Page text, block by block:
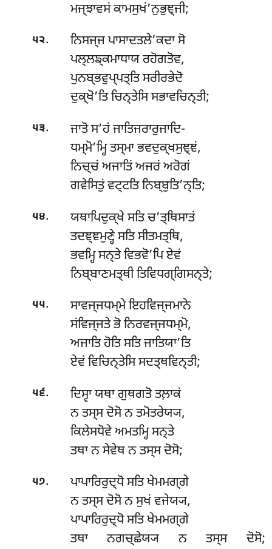
ਮਜ੍ਝਾਵਸਂ ਕਾਮਸੁਖਂ’ਨੁਭੁਞ੍ਜੀ;
੫੨.
ਨਿਸਜ੍ਜ ਪਾਸਾਦਤਲੇ’ਕਦਾ ਸੋ
ਪਲ੍ਲਙ੍ਕਮਾਧਾਯ ਰਹੋਗਤੋਵ,
ਪੁਨਬ੍ਭਵੁਪ੍ਪਤ੍ਤਿ ਸਰੀਰਭੇਦੋ
ਦੁਕ੍ਖੋ’ਤਿ ਚਿਨ੍ਤੇਸਿ ਸਭਾਵਚਿਨ੍ਤੀ;
੫੩.
ਜਾਤੋ ਸ’ਹਂ ਜਾਤਿਜਰਾਰੁਜਾਦਿ-
ਧਮ੍ਮੋ’ਮ੍ਹਿ ਤਸ੍ਮਾ ਭਵਦੁਕ੍ਖਸੁਞ੍ਞਂ,
ਨਿਚ੍ਚਂ ਅਜਾਤਿਂ ਅਜਰਂ ਅਰੋਗਂ
ਗਵੇਸਿਤੁਂ ਵਟ੍ਟਤਿ ਨਿਬ੍ਬੁਤਿ’ਨ੍ਤਿ;
੫੪.
ਯਥਾਪਿਦੁਕ੍ਖੇ ਸਤਿ ਚ’ਤ੍ਥਿਸਾਤਂ
ਤਦਞ੍ਞਮੁਣ੍ਹੇ ਸਤਿ ਸੀਤਮਤ੍ਥਿ,
ਭਵਮ੍ਹਿ ਸਨ੍ਤੇ ਵਿਭਵੋ’ਪਿ ਏਵਂ
ਨਿਬ੍ਬਾਣਮਤ੍ਥੀ ਤਿਵਿਧਗ੍ਗਿਸਨ੍ਤੇ;
੫੫.
ਸਾਵਜ੍ਜਧਮ੍ਮੇ ਇਹਵਿਜ੍ਜਮਾਨੇ
ਸਂਵਿਜ੍ਜਤੇ ਭੋ ਨਿਰਵਜ੍ਜਧਮ੍ਮੋ,
ਅਜਾਤਿ ਹੋਤਿ ਸਤਿ ਜਾਤਿਯਾ’ਤਿ
ਏਵਂ ਵਿਚਿਨ੍ਤੇਸਿ ਸਦਤ੍ਥਵਿਨ੍ਤੀ;
੫੬.
ਦਿਸ੍ਵਾ ਯਥਾ ਗੁਥਗਤੋ ਤਲ਼ਾਕਂ
ਨ ਤਸ੍ਸ ਦੋਸੋ ਨ ਤਮੋਤਰੇਯ੍ਯ,
ਕਿਲੇਸਧੋਵੇ ਅਮਤਮ੍ਹਿ ਸਨ੍ਤੇ
ਤਥਾ ਨ ਸੇਵੇਥ ਨ ਤਸ੍ਸ ਦੋਸੋ;
੫੭.
ਪਾਪਾਰਿਰੁਦ੍ਧੋ ਸਤਿ ਖੇਮਮਗ੍ਗੇ
ਨ ਤਸ੍ਸ ਦੋਸੋ ਨ ਸੁਖਂ ਵਜੇਯ੍ਯ,
ਪਾਪਾਰਿਰੁਦ੍ਧੋ ਸਤਿ ਖੇਮਮਗ੍ਗੇ
ਤਥਾ ਨਗਚ੍ਛੇਯ੍ਯ ਨ ਤਸ੍ਸ ਦੋਸੋ;